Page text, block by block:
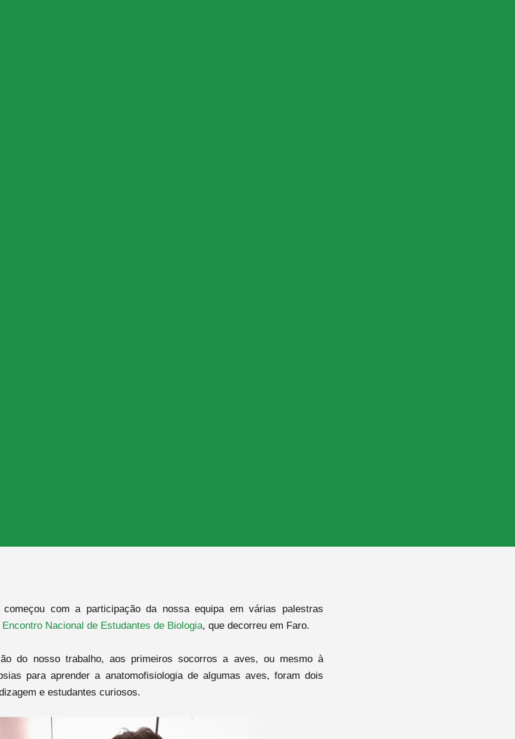
com a participação da nossa equipa em várias palestras
Encontro Nacional de Estudantes de Biologia, que decorreu em Faro.
do nosso trabalho, aos primeiros socorros a aves, ou mesmo à
para aprender a anatomofisiologia de algumas aves, foram dois
e estudantes curiosos.